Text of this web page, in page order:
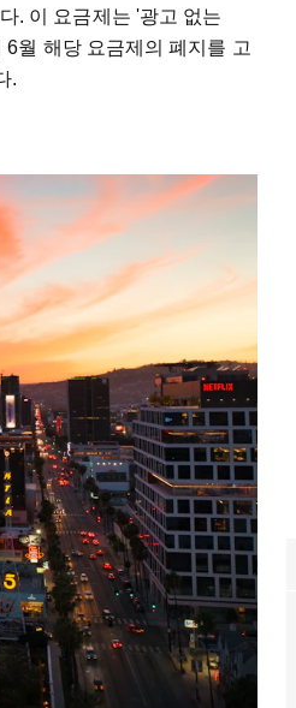
. 이 요금제는 '광고 없는
월 해당 요금제의 폐지를 고
.